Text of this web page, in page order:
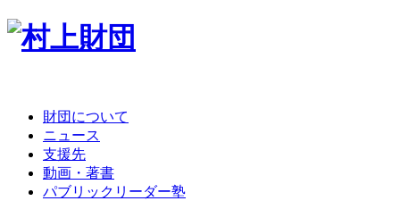
財団について
ニュース
支援先
動画・著書
パブリックリーダー塾